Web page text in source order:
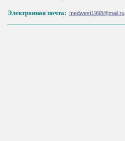
Электронная почта: medwest1998@mail.ru